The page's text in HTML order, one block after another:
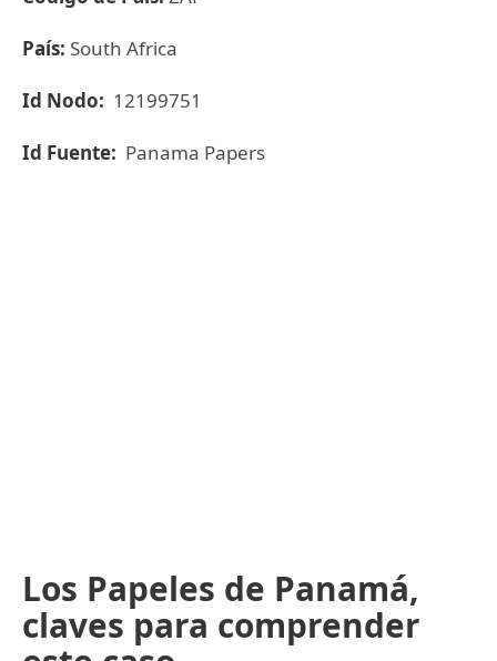
País: South Africa
Id Nodo: 12199751
Id Fuente: Panama Papers
Los Papeles de Panamá,
claves para comprender